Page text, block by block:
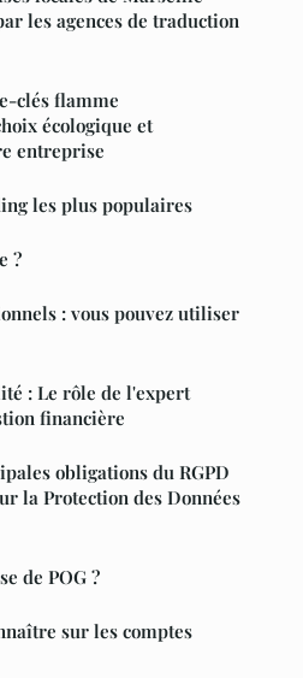
les agences de traduction
clés flamme
écologique et
entreprise
les plus populaires
?
: vous pouvez utiliser
: Le rôle de l'expert
financière
obligations du RGPD
la Protection des Données
de POG ?
sur les comptes